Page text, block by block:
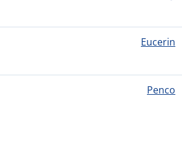
Eucerin
Penco